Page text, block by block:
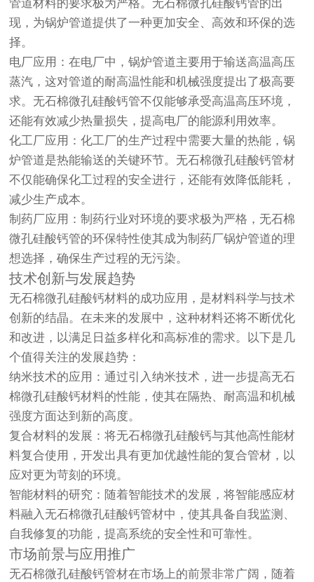
管道材料的要求极为严格。无石棉微孔硅酸钙管的出
现，为锅炉管道提供了一种更加安全、高效和环保的选
择。
电厂应用：在电厂中，锅炉管道主要用于输送高温高压
蒸汽，这对管道的耐高温性能和机械强度提出了极高要
求。无石棉微孔硅酸钙管不仅能够承受高温高压环境，
还能有效减少热量损失，提高电厂的能源利用效率。
化工厂应用：化工厂的生产过程中需要大量的热能，锅
炉管道是热能输送的关键环节。无石棉微孔硅酸钙管材
不仅能确保化工过程的安全进行，还能有效降低能耗，
减少生产成本。
制药厂应用：制药行业对环境的要求极为严格，无石棉
微孔硅酸钙管的环保特性使其成为制药厂锅炉管道的理
想选择，确保生产过程的无污染。
技术创新与发展趋势
无石棉微孔硅酸钙材料的成功应用，是材料科学与技术
创新的结晶。在未来的发展中，这种材料还将不断优化
和改进，以满足日益多样化和高标准的需求。以下是几
个值得关注的发展趋势：
纳米技术的应用：通过引入纳米技术，进一步提高无石
棉微孔硅酸钙材料的性能，使其在隔热、耐高温和机械
强度方面达到新的高度。
复合材料的发展：将无石棉微孔硅酸钙与其他高性能材
料复合使用，开发出具有更加优越性能的复合管材，以
应对更为苛刻的环境。
智能材料的研究：随着智能技术的发展，将智能感应材
料融入无石棉微孔硅酸钙管材中，使其具备自我监测、
自我修复的功能，提高系统的安全性和可靠性。
市场前景与应用推广
无石棉微孔硅酸钙管材在市场上的前景非常广阔，随着